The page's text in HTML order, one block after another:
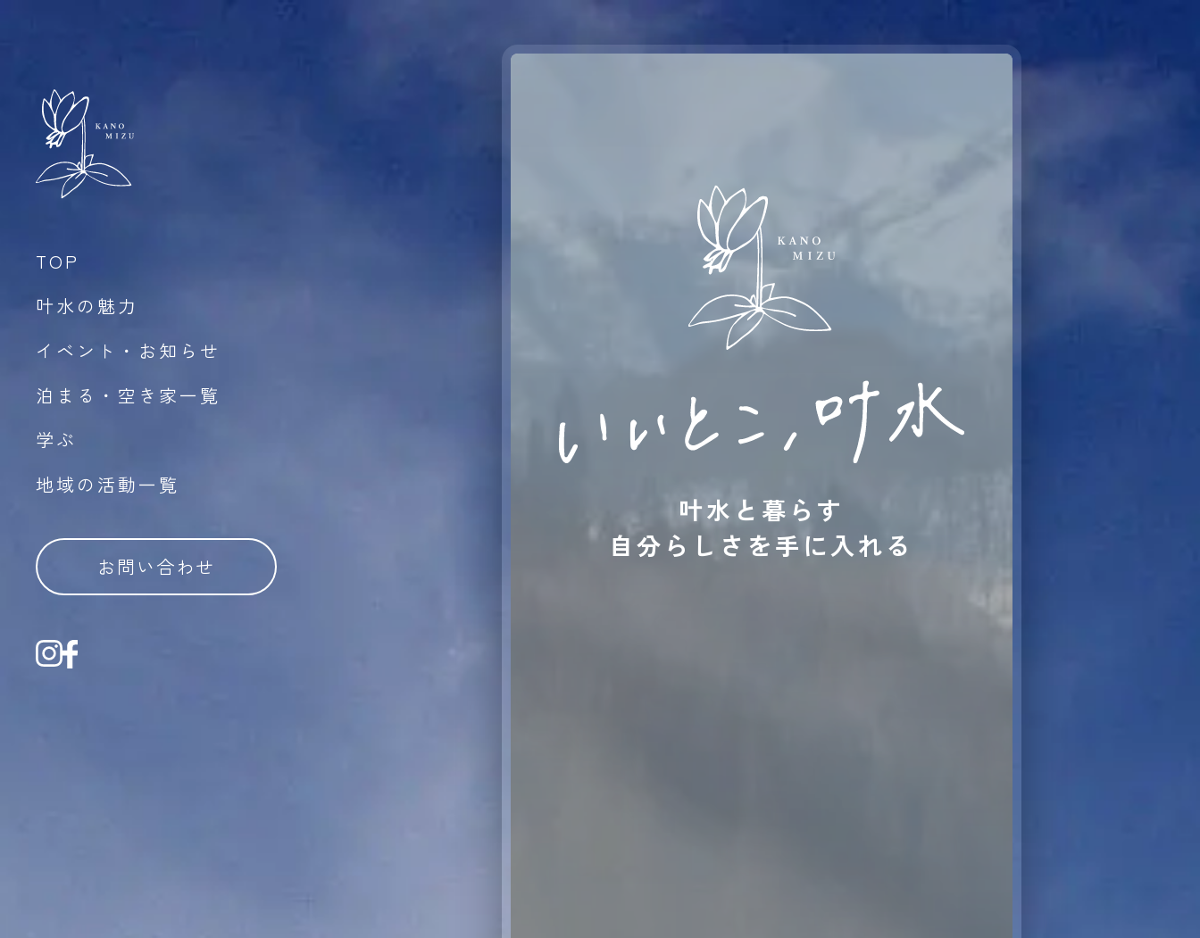
TOP
叶水の魅力
イベント・お知らせ
泊まる・空き家一覧
学ぶ
地域の活動一覧
お問い合わせ
叶水と暮らす
自分らしさを手に入れる